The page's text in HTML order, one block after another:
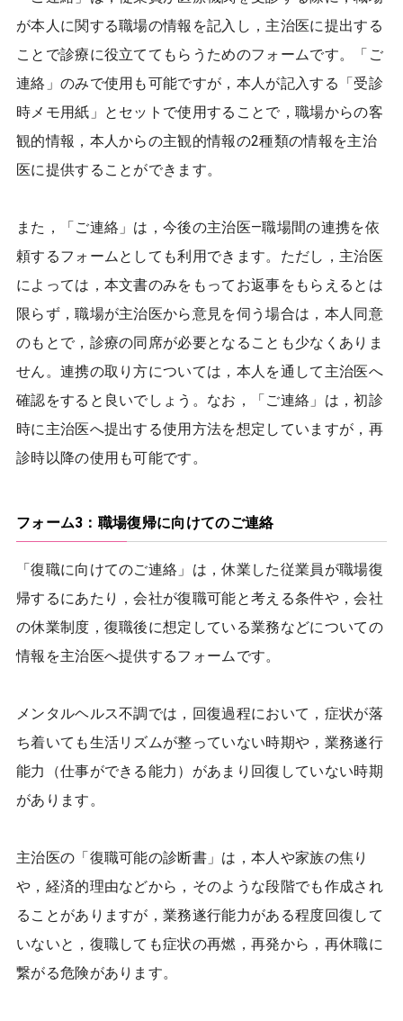
が本人に関する職場の情報を記入し，主治医に提出する
ことで診療に役立ててもらうためのフォームです。「ご
連絡」のみで使用も可能ですが，本人が記入する「受診
時メモ用紙」とセットで使用することで，職場からの客
観的情報，本人からの主観的情報の2種類の情報を主治
医に提供することができます。
また，「ご連絡」は，今後の主治医―職場間の連携を依
頼するフォームとしても利用できます。ただし，主治医
によっては，本文書のみをもってお返事をもらえるとは
限らず，職場が主治医から意見を伺う場合は，本人同意
のもとで，診療の同席が必要となることも少なくありま
せん。連携の取り方については，本人を通して主治医へ
確認をすると良いでしょう。なお，「ご連絡」は，初診
時に主治医へ提出する使用方法を想定していますが，再
診時以降の使用も可能です。
フォーム3：職場復帰に向けてのご連絡
「復職に向けてのご連絡」は，休業した従業員が職場復
帰するにあたり，会社が復職可能と考える条件や，会社
の休業制度，復職後に想定している業務などについての
情報を主治医へ提供するフォームです。
メンタルヘルス不調では，回復過程において，症状が落
ち着いても生活リズムが整っていない時期や，業務遂行
能力（仕事ができる能力）があまり回復していない時期
があります。
主治医の「復職可能の診断書」は，本人や家族の焦り
や，経済的理由などから，そのような段階でも作成され
ることがありますが，業務遂行能力がある程度回復して
いないと，復職しても症状の再燃，再発から，再休職に
繋がる危険があります。